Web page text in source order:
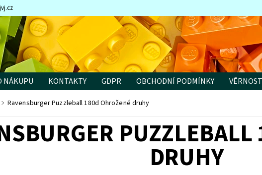
NÁKUPU KONTAKTY GDPR OBCHODNÍ PODMÍNKY
Ravensburger Puzzleball 180d Ohrožené druhy
DRUHY